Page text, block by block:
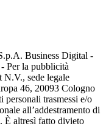
Business Digital -
Per la pubblicità
sede legale
46, 20093 Cologno
personali trasmessi e/o
all’addestramento di
È altresì fatto divieto